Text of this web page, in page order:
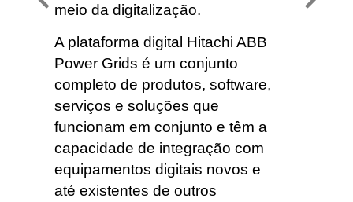
meio da digitalização.
A plataforma digital Hitachi ABB
Power Grids é um conjunto
completo de produtos, software,
serviços e soluções que
funcionam em conjunto e têm a
capacidade de integração com
equipamentos digitais novos e
até existentes de outros